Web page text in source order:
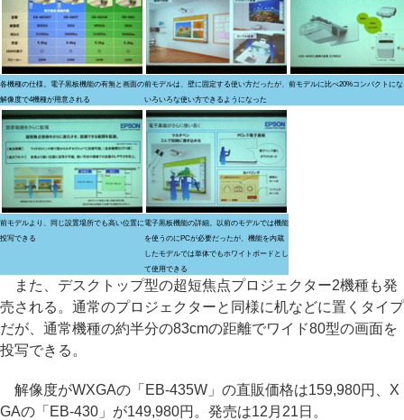
各機種の仕様。電子黒板機能の有無と画面の
解像度で4機種が用意される
前モデルは、壁に固定する使い方だったが、
いろいろな使い方できるようになった
前モデルに比べ20%コンパクトに
前モデルより、同じ設置場所でも高い位置に
投写できる
電子黒板機能の詳細。以前のモデルでは機能
を使うのにPCが必要だったが、機能を内蔵
したモデルでは単体でもホワイトボードとし
て使用できる
また、デスクトップ型の超短焦点プロジェクター2機種も発
売される。通常のプロジェクターと同様に机などに置くタイプ
だが、通常機種の約半分の83cmの距離でワイド80型の画面を
投写できる。
解像度がWXGAの「EB-435W」の直販価格は159,980円、X
GAの「EB-430」が149,980円。発売は12月21日。